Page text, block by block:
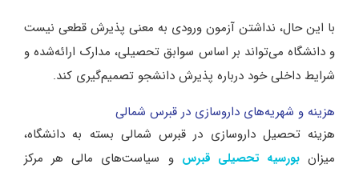
با این حال، نداشتن آزمون ورودی به معنی پذیرش قطعی نیست
و دانشگاه می‌تواند بر اساس سوابق تحصیلی، مدارک ارائه‌شده و
شرایط داخلی خود درباره پذیرش دانشجو تصمیم‌گیری کند.
هزینه و شهریه‌های داروسازی در قبرس شمالی
هزینه تحصیل داروسازی در قبرس شمالی بسته به دانشگاه،
میزانبورسیه تحصیلی قبرس و سیاست‌های مالی هر مرکز